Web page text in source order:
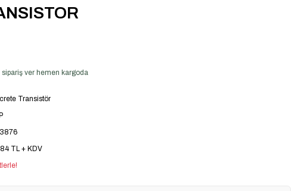
ver hemen kargoda
Transistör
TL + KDV